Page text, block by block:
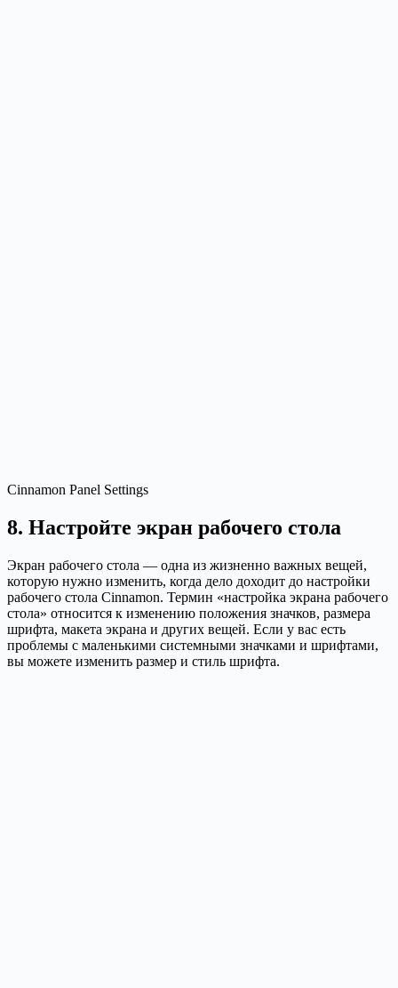
Cinnamon Panel Settings
8. Настройте экран рабочего стола
Экран рабочего стола — одна из жизненно важных вещей,
которую нужно изменить, когда дело доходит до настройки
рабочего стола Cinnamon. Термин «настройка экрана рабочего
стола» относится к изменению положения значков, размера
шрифта, макета экрана и других вещей. Если у вас есть
проблемы с маленькими системными значками и шрифтами,
вы можете изменить размер и стиль шрифта.